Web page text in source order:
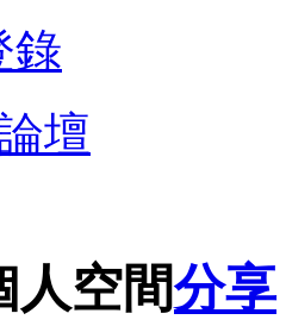
錄
壇
人空間分享